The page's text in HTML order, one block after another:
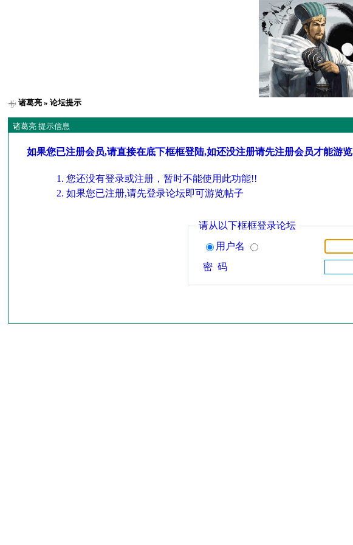
诸葛亮 » 论坛提示
诸葛亮 提示信息
如果您已注册会员,请直接在底下框框登陆,如还没注册请先注册会员才能游览
您还没有登录或注册，暂时不能使用此功能!!
如果您已注册,请先登录论坛即可游览帖子
请从以下框框登录论坛
用户名
密 码